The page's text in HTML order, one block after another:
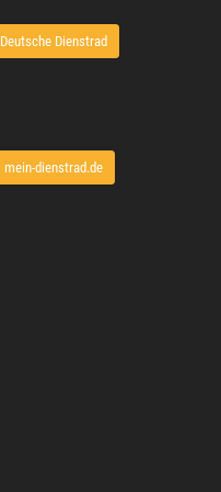
Deutsche Dienstrad
mein-dienstrad.de